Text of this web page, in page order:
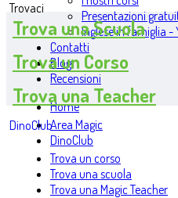
Presentazioni
Inglese in famiglia -
Contatti
Blog
Recensioni
Home
Area Magic
DinoClub
Trova un corso
Trova una scuola
Trova una Magic Teacher
Trovaci
Trova una Scuola
Trova un Corso
Trova una Teacher
DinoClub